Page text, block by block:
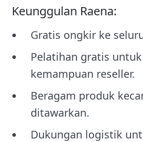
Keunggulan Raena:
Gratis ongkir ke
Pelatihan gratis
kemampuan reseller.
Beragam produk
ditawarkan.
Dukungan logistik